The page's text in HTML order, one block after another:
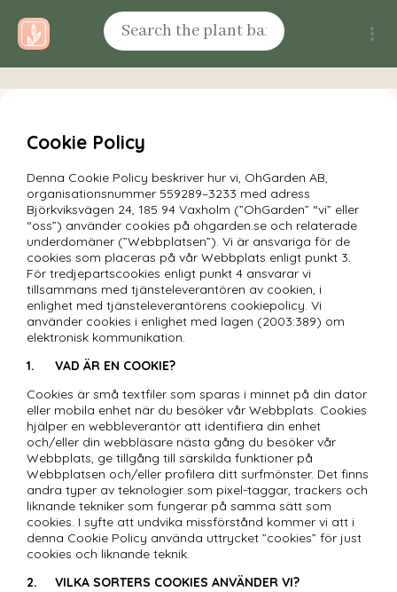
Cookie Policy
Denna Cookie Policy beskriver hur vi, OhGarden AB,
organisationsnummer 559289–3233 med adress
Björkviksvägen 24, 185 94 Vaxholm (”OhGarden” “vi” eller
“oss”) använder cookies på ohgarden.se och relaterade
underdomäner (”Webbplatsen”). Vi är ansvariga för de
cookies som placeras på vår Webbplats enligt punkt 3.
För tredjepartscookies enligt punkt 4 ansvarar vi
tillsammans med tjänsteleverantören av cookien, i
enlighet med tjänsteleverantörens cookiepolicy. Vi
använder cookies i enlighet med lagen (2003:389) om
elektronisk kommunikation.
1.	VAD ÄR EN COOKIE?
Cookies är små textfiler som sparas i minnet på din dator
eller mobila enhet när du besöker vår Webbplats. Cookies
hjälper en webbleverantör att identifiera din enhet
och/eller din webbläsare nästa gång du besöker vår
Webbplats, ge tillgång till särskilda funktioner på
Webbplatsen och/eller profilera ditt surfmönster. Det finns
andra typer av teknologier som pixel-taggar, trackers och
liknande tekniker som fungerar på samma sätt som
cookies. I syfte att undvika missförstånd kommer vi att i
denna Cookie Policy använda uttrycket ”cookies” för just
cookies och liknande teknik.
2.	VILKA SORTERS COOKIES ANVÄNDER VI?